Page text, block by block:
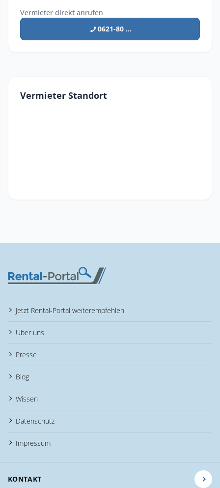
Vermieter direkt anrufen
0621-80 ...
Vermieter Standort
Jetzt Rental-Portal weiterempfehlen
Über uns
Presse
Blog
Wissen
Datenschutz
Impressum
KONTAKT